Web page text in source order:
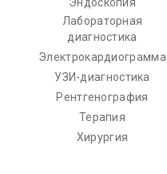
Эндоскопия
Лабораторная
диагностика
Электрокардиограмма
УЗИ-диагностика
Рентгенография
Терапия
Хирургия